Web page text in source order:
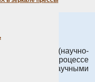
научных (научно-
в процессе
задач научными